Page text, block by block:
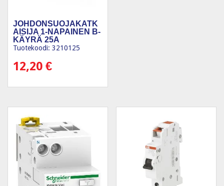
JOHDONSUOJAKATK
AISIJA 1-NAPAINEN B-
KÄYRÄ 25A
Tuotekoodi: 3210125
12,20 €